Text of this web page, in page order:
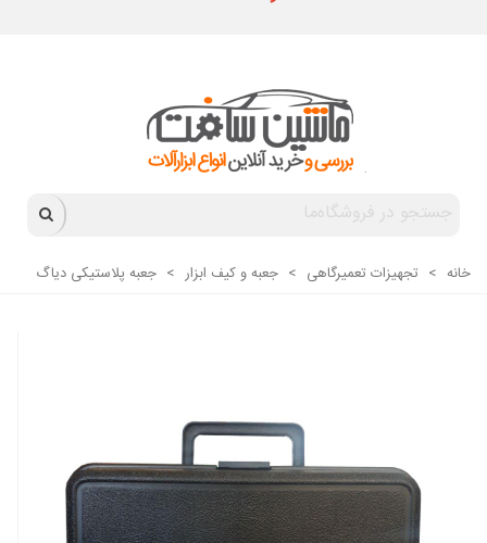
خانه > تجهیزات تعمیرگاهی > جعبه و کیف ابزار > جعبه پلاستیکی دیاگ